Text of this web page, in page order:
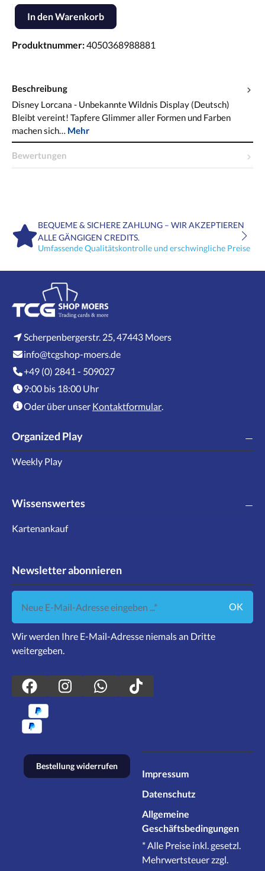
Produkt Anzahl: Gib den gewünschten Wert ein oder benutze die
In den Warenkorb
Produktnummer:4050368988881
Beschreibung
Disney Lorcana - Unbekannte Wildnis Display (Deutsch)
Bleibt vereint! Tapfere Glimmer aller Formen und Farben
machen sich… Mehr
Bewertungen
BEQUEME & SICHERE ZAHLUNG – WIR AKZEPTIEREN
ALLE GÄNGIGEN CREDITS.
Umfassende Qualitätskontrolle und erschwingliche Preise
Scherpenbergerstr. 25, 47443 Moers
info@tcgshop-moers.de
+49 (0) 2841 - 509027
9:00 bis 18:00 Uhr
Oder über unser Kontaktformular
Organized Play
Weekly Play
Wissenswertes
Kartenankauf
Newsletter abonnieren
Neue E-Mail-Adresse eingeben ...
OK
Wir werden Ihre E-Mail-Adresse niemals an Dritte
weitergeben.
Bestellung widerrufen
Impressum
Datenschutz
Allgemeine
Geschäftsbedingungen
* Alle Preise inkl. gesetzl.
Mehrwertsteuer zzgl.